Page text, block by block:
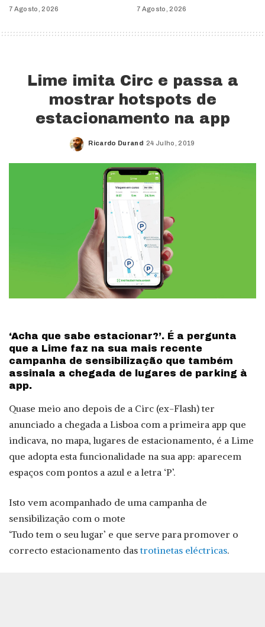
7 Agosto, 2026 7 Agosto, 2026
Lime imita Circ e passa a
mostrar hotspots de
estacionamento na app
Posted
Ricardo Durand 24 Julho, 2019
‘Acha que sabe estacionar?’. É a pergunta
que a Lime faz na sua mais recente
campanha de sensibilização que também
assinala a chegada de lugares de parking à
app.
Quase meio ano depois de a Circ (ex-Flash) ter
anunciado a chegada a Lisboa com a primeira app que
indicava, no mapa, lugares de estacionamento, é a Lime
que adopta esta funcionalidade na sua app: aparecem
espaços com pontos a azul e a letra ‘P’.
Isto vem acompanhado de uma campanha de
sensibilização com o mote
‘Tudo tem o seu lugar’ e que serve para promover o
correcto estacionamento dastrotinetas eléctricas.